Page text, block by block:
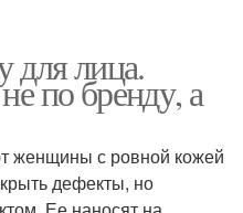
для лица.
по бренду, а
женщины с ровной кожей
дефекты, но